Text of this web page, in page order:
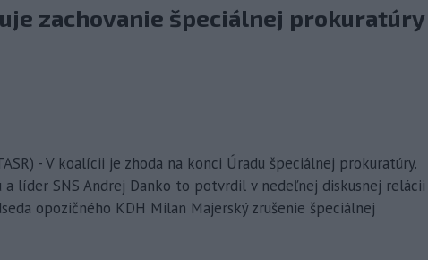
zachovanie špeciálnej prokuratúry
- V koalícii je zhoda na konci Úradu špeciálnej prokuratúry.
a líder SNS Andrej Danko to potvrdil v nedeľnej diskusnej relácii
opozičného KDH Milan Majerský zrušenie špeciálnej